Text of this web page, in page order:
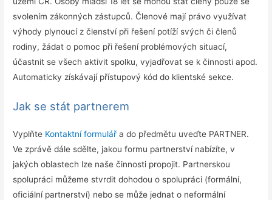
svolením zákonných zástupců. Členové mají právo využívat
výhody plynoucí z členství při řešení potíží svých či členů
rodiny, žádat o pomoc při řešení problémových situací,
účastnit se všech aktivit spolku, vyjadřovat se k činnosti apod.
Automaticky získávají přístupový kód do klientské sekce.
Jak se stát partnerem
Vyplňte Kontaktní formulář a do předmětu uveďte PARTNER.
Ve zprávě dále sdělte, jakou formu partnerství nabízíte, v
jakých oblastech lze naše činnosti propojit. Partnerskou
spolupráci můžeme stvrdit dohodou o spolupráci (formální,
oficiální partnerství) nebo se může jednat o neformální